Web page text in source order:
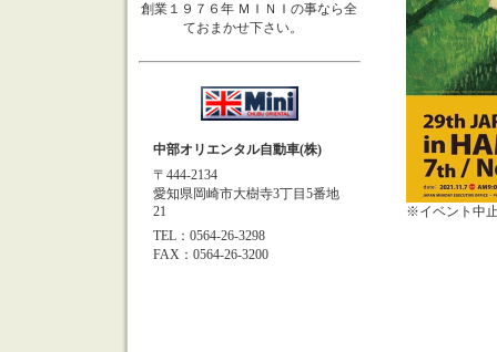
創業１９７６年 ＭＩＮＩの事なら全
ておまかせ下さい。
中部オリエンタル自動車(株)
〒444-2134
愛知県岡崎市大樹寺3丁目5番地
21
TEL：0564-26-3298
FAX：0564-26-3200
※イベント中